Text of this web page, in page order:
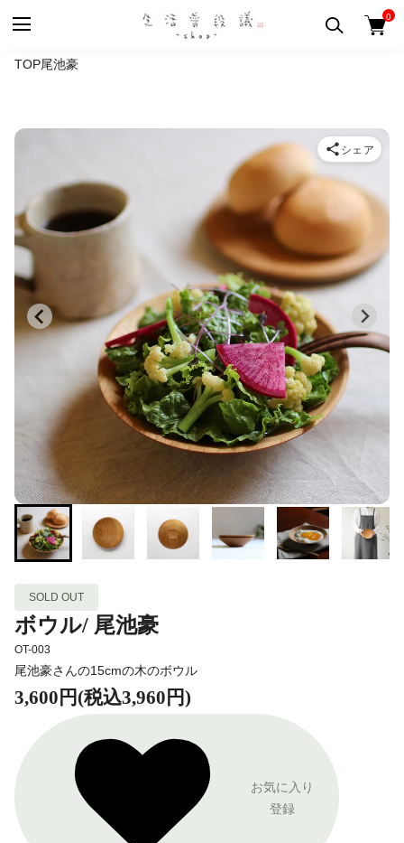
0
TOP尾池豪
SOLD OUT
ボウル/ 尾池豪
OT-003
尾池豪さんの15cmの木のボウル
3,600円(税込3,960円)
お気に入り
登録
シェア